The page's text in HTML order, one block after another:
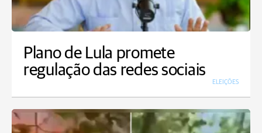
Plano de Lula promete
regulação das redes sociais
ELEIÇÕES